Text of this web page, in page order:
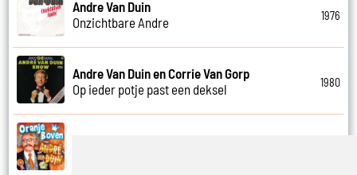
Andre Van Duin
Onzichtbare Andre
1976
Andre Van Duin en Corrie Van Gorp
Op ieder potje past een deksel
1980